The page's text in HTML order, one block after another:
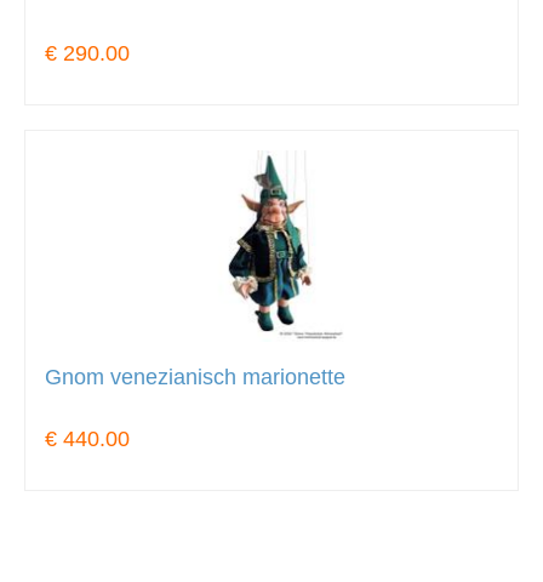
€ 290.00
Gnom venezianisch marionette
€ 440.00